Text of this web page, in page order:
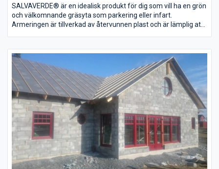
SALVAVERDE® är en idealisk produkt för dig som vill ha en grön
och välkomnande gräsyta som parkering eller infart.
Armeringen är tillverkad av återvunnen plast och är lämplig att
Armeringen har genomgående hål i varje cell vilka främjar en
snabb och jämn tillväxt av gräset och en god dränering av ytan.
SALVAVERDE® kan även användas för att stabilisera
grusgångar och grustäckta infarter eller parkeringsplatser.